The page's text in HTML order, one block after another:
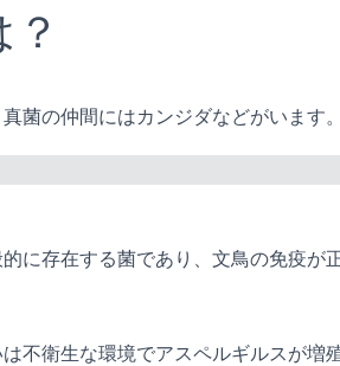
菌の仲間にはカンジダなどがいます。
に存在する菌であり、文鳥の免疫が
不衛生な環境でアスペルギルスが増